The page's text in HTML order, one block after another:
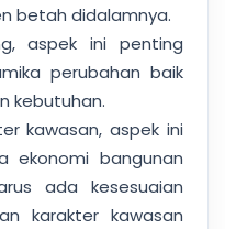
betah didalamnya.
aspek ini penting
perubahan baik
kebutuhan.
kawasan, aspek ini
ekonomi bangunan
ada kesesuaian
karakter kawasan